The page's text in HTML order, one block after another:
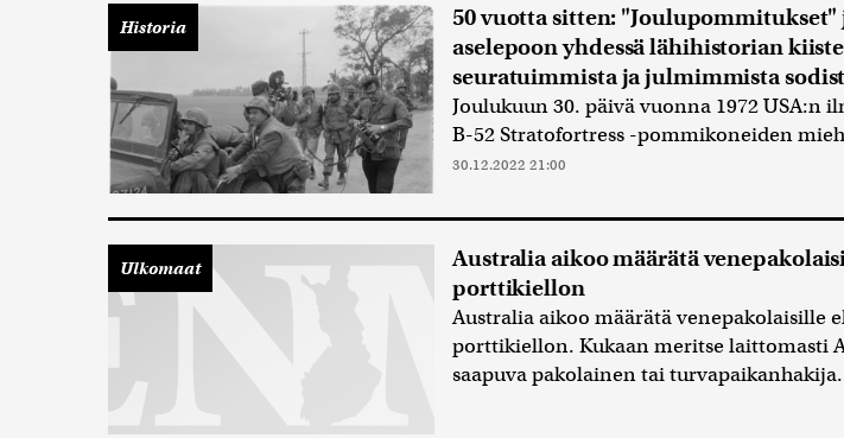
Historia
50 vuotta sitten:
aselepoon yhdessä lähihistorian
seuratuimmista ja julmimmista
Joulukuun 30. päivä vuonna 1972 USA:n
B-52 Stratofortress -pommikoneiden
30.12.2022 21:00
Ulkomaat
Australia aikoo määrätä
porttikiellon
Australia aikoo määrätä venepakolaisille
porttikiellon. Kukaan meritse laittomasti
saapuva pakolainen tai